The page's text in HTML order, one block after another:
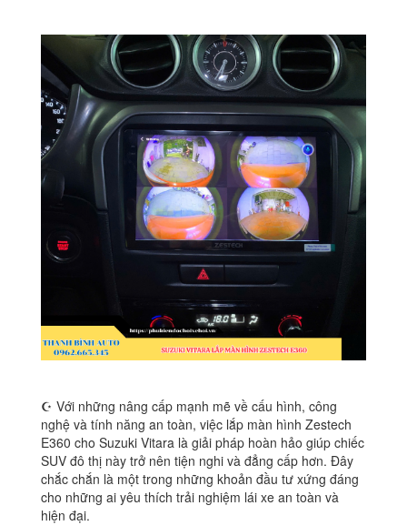
☪ Với những nâng cấp mạnh mẽ về cấu hình, công
nghệ và tính năng an toàn, việc lắp màn hình Zestech
E360 cho Suzuki Vitara là giải pháp hoàn hảo giúp chiếc
SUV đô thị này trở nên tiện nghi và đẳng cấp hơn. Đây
chắc chắn là một trong những khoản đầu tư xứng đáng
cho những ai yêu thích trải nghiệm lái xe an toàn và
hiện đại.